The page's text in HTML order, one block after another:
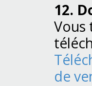
12.
Vous
de